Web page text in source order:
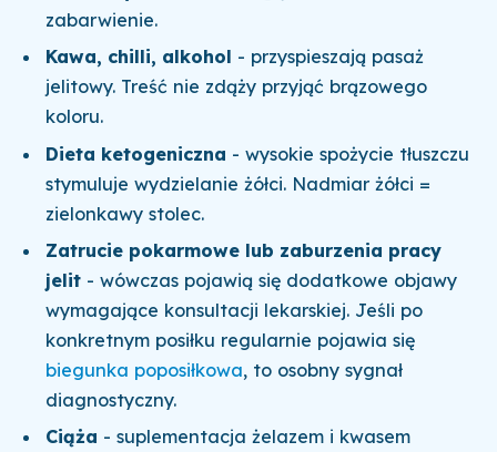
zabarwienie.
Kawa, chilli, alkohol - przyspieszają pasaż
jelitowy. Treść nie zdąży przyjąć brązowego
koloru.
Dieta ketogeniczna - wysokie spożycie tłuszczu
stymuluje wydzielanie żółci. Nadmiar żółci =
zielonkawy stolec.
Zatrucie pokarmowe lub zaburzenia pracy
jelit - wówczas pojawią się dodatkowe objawy
wymagające konsultacji lekarskiej. Jeśli po
konkretnym posiłku regularnie pojawia się
biegunka poposiłkowa, to osobny sygnał
diagnostyczny.
Ciąża - suplementacja żelazem i kwasem